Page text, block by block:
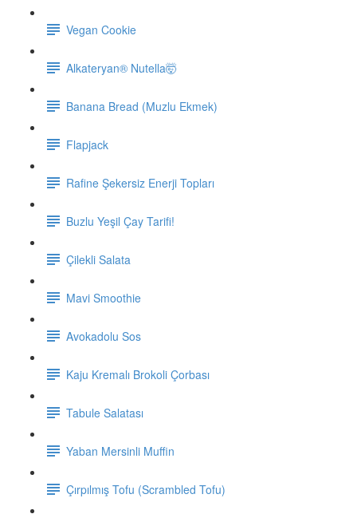
Vegan Cookie
Alkateryan® Nutella🤯
Banana Bread (Muzlu Ekmek)
Flapjack
Rafine Şekersiz Enerji Topları
Buzlu Yeşil Çay Tarifi!
Çilekli Salata
Mavi Smoothie
Avokadolu Sos
Kaju Kremalı Brokoli Çorbası
Tabule Salatası
Yaban Mersinli Muffin
Çırpılmış Tofu (Scrambled Tofu)